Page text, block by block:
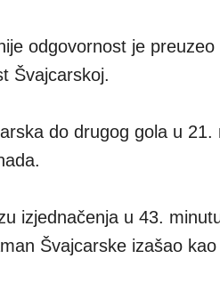
odgovornost je
Švajcarskoj.
do drugog gola u
izjednačenja u 43.
Švajcarske izašao